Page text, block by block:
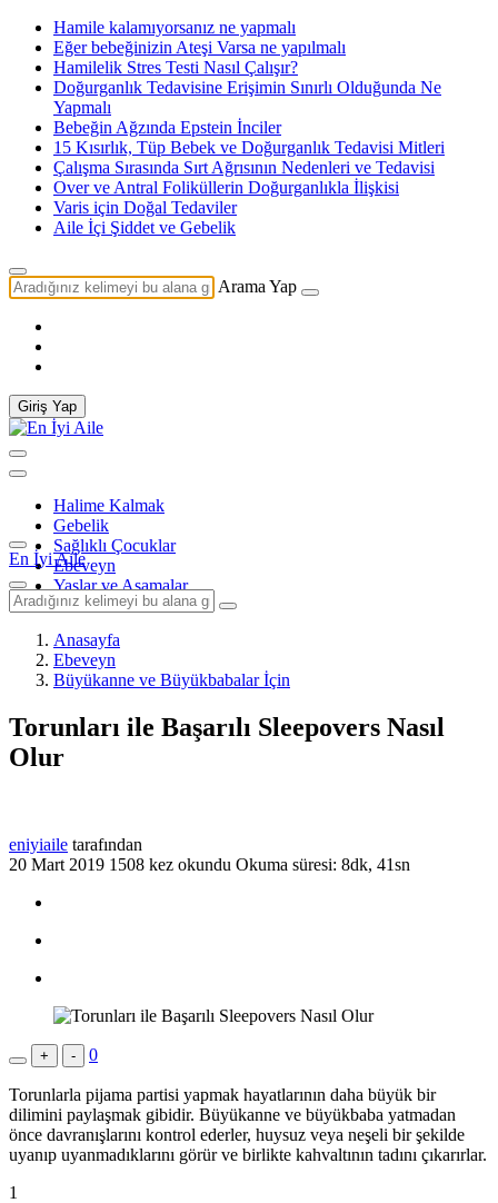
Hamile kalamıyorsanız ne yapmalı
Eğer bebeğinizin Ateşi Varsa ne yapılmalı
Hamilelik Stres Testi Nasıl Çalışır?
Doğurganlık Tedavisine Erişimin Sınırlı Olduğunda Ne
Yapmalı
Bebeğin Ağzında Epstein İnciler
15 Kısırlık, Tüp Bebek ve Doğurganlık Tedavisi Mitleri
Çalışma Sırasında Sırt Ağrısının Nedenleri ve Tedavisi
Over ve Antral Foliküllerin Doğurganlıkla İlişkisi
Varis için Doğal Tedaviler
Aile İçi Şiddet ve Gebelik
Arama Yap
Giriş Yap
Halime Kalmak
Gebelik
Sağlıklı Çocuklar
Ebeveyn
Yaşlar ve Aşamalar
En İyi Aile
Anasayfa
Ebeveyn
Büyükanne ve Büyükbabalar İçin
Torunları ile Başarılı Sleepovers Nasıl
Olur
eniyiaile tarafından
20 Mart 2019 1508 kez okundu Okuma süresi: 8dk, 41sn
+ - 0
Torunlarla pijama partisi yapmak hayatlarının daha büyük bir
dilimini paylaşmak gibidir. Büyükanne ve büyükbaba yatmadan
önce davranışlarını kontrol ederler, huysuz veya neşeli bir şekilde
uyanıp uyanmadıklarını görür ve birlikte kahvaltının tadını çıkarırlar.
1